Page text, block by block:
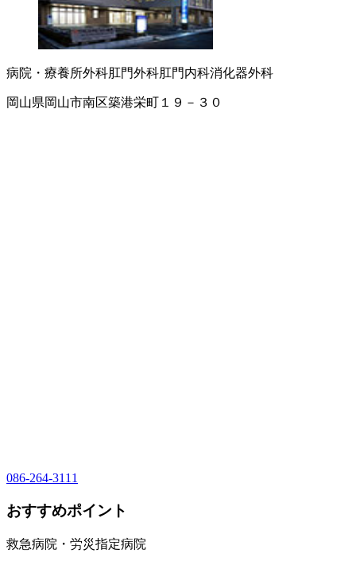
病院・療養所外科肛門外科肛門内科消化器外科
岡山県岡山市南区築港栄町１９－３０
086-264-3111
おすすめポイント
救急病院・労災指定病院